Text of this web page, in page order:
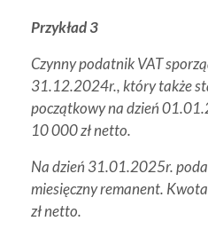
Przykład 3
Czynny podatnik VAT
31.12.2024r., który także
początkowy na dzień
10 000 zł netto.
Na dzień 31.01.2025r.
miesięczny remanent.
zł netto.